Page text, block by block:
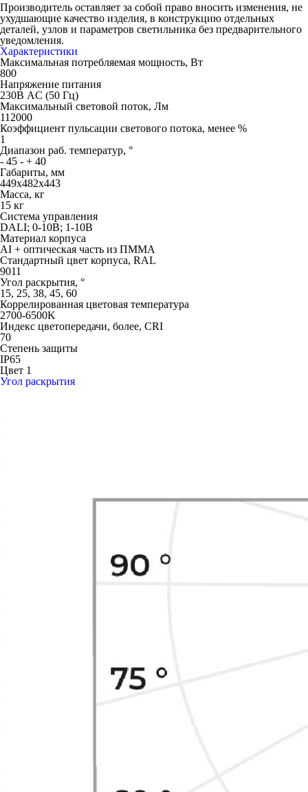
Производитель оставляет за собой право вносить изменения, не
ухудшающие качество изделия, в конструкцию отдельных
деталей, узлов и параметров светильника без предварительного
уведомления.
Характеристики
Максимальная потребляемая мощность, Вт
800
Напряжение питания
230В AC (50 Гц)
Максимальный световой поток, Лм
112000
Коэффициент пульсации светового потока, менее %
1
Диапазон раб. температур, °
- 45 - + 40
Габариты, мм
449х482х443
Масса, кг
15 кг
Система управления
DALI; 0-10В; 1-10В
Материал корпуса
AI + оптическая часть из ПММА
Стандартный цвет корпуса, RAL
9011
Угол раскрытия, °
15, 25, 38, 45, 60
Коррелированная цветовая температура
2700-6500K
Индекс цветопередачи, более, CRI
70
Степень защиты
IP65
Цвет 1
Угол раскрытия